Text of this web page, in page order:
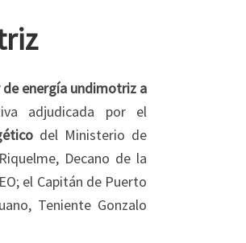
energía undimotriz a
adjudicada por el
del Ministerio de
Decano de la
el Capitán de Puerto
Teniente Gonzalo